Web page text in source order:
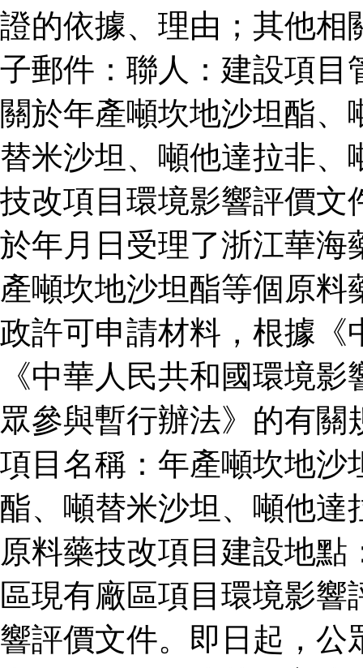
證的依據、理由；其他相
子郵件：聯人：建設項目
關於年產噸坎地沙坦酯
替米沙坦、噸他達拉非
技改項目環境影響評價文
於年月日受理了浙江華海
產噸坎地沙坦酯等個原
政許可申請材料，根據《
《中華人民共和國環境
眾參與暫行辦法》的有
項目名稱：年產噸坎地沙
酯、噸替米沙坦、噸他達
原料藥技改項目建設地
區現有廠區項目環境影
響評價文件。即日起，公